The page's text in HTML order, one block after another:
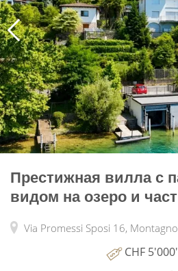
Престижная вилла с
видом на озеро и
Via Promessi Sposi 16,
CHF